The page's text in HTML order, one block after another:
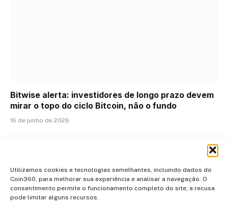
Utilizamos cookies e tecnologias semelhantes, incluindo dados do
Coin360, para melhorar sua experiência e analisar a navegação. O
consentimento permite o funcionamento completo do site; a recusa
pode limitar alguns recursos.
Bitwise alerta: investidores de longo prazo devem
mirar o topo do ciclo Bitcoin, não o fundo
16 de junho de 2026